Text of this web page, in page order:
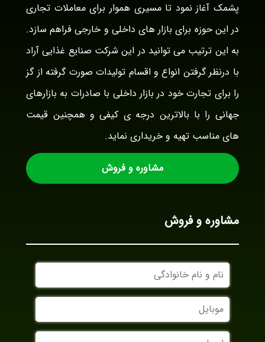
پشمک آغاز نمود تا مسیری هموار برای معاملات تجاری
در این حوزه برای بازار های داخلی و خارجی فراهم سازد.
به این ترتیب می توانید در این شرکت صنایع غذایی آراد
با درنظر گرفتن انواع و اقسام تولیدات صورت گرفته از گز
را برای تجارت خود در بازار داخلی با صادرات به بازارهای
جهانی را با بالاترین درجه ی کیفی و همچنین قیمت
های مناسب تهیه و خریداری نماید.
مشاوره و فروش
مشاوره و فروش
نام
و
نام
خانوادگی
موبایل
ایمیل